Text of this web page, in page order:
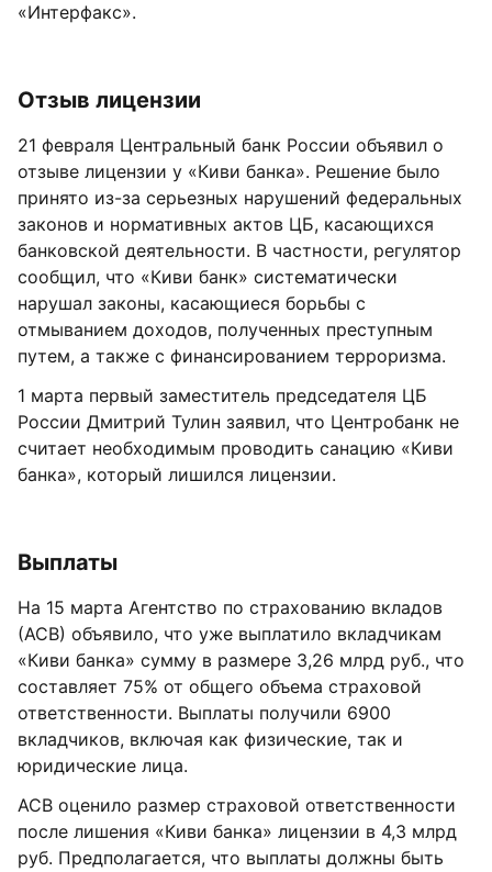
«Интерфакс».
Отзыв лицензии
21 февраля Центральный банк России объявил о
отзыве лицензии у «Киви банка». Решение было
принято из-за серьезных нарушений федеральных
законов и нормативных актов ЦБ, касающихся
банковской деятельности. В частности, регулятор
сообщил, что «Киви банк» систематически
нарушал законы, касающиеся борьбы с
отмыванием доходов, полученных преступным
путем, а также с финансированием терроризма.
1 марта первый заместитель председателя ЦБ
России Дмитрий Тулин заявил, что Центробанк не
считает необходимым проводить санацию «Киви
банка», который лишился лицензии.
Выплаты
На 15 марта Агентство по страхованию вкладов
(АСВ) объявило, что уже выплатило вкладчикам
«Киви банка» сумму в размере 3,26 млрд руб., что
составляет 75% от общего объема страховой
ответственности. Выплаты получили 6900
вкладчиков, включая как физические, так и
юридические лица.
АСВ оценило размер страховой ответственности
после лишения «Киви банка» лицензии в 4,3 млрд
руб. Предполагается, что выплаты должны быть